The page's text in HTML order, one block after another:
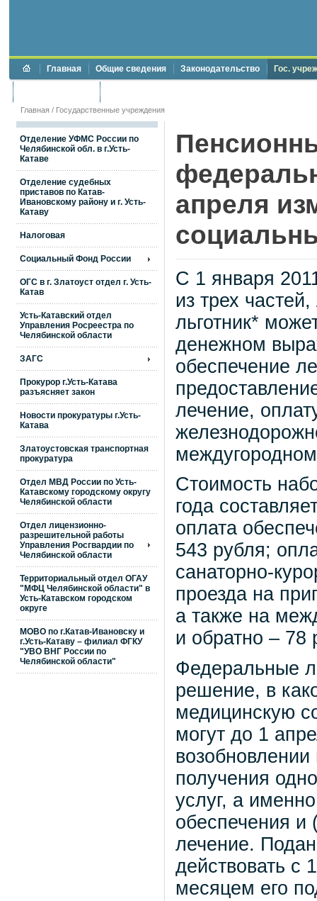
Главная Общие сведения Законодательство Гос.
Главная / Государственные учреждения
Отделение УФМС России по
Челябинской обл. в г.Усть-
Катаве
Отделение судебных
приставов по Катав-
Ивановскому району и г. Усть-
Катаву
Налоговая
Социальный Фонд России
ОГС в г. Златоуст отдел г. Усть-
Катав
Усть-Катавский отдел
Управления Росреестра по
Челябинской области
ЗАГС
Прокурор г.Усть-Катава
разъясняет закон
Новости прокуратуры г.Усть-
Катава
Златоустовская транспортная
прокуратура
Отдел МВД России по Усть-
Катавскому городскому округу
Челябинской области
Отдел лицензионно-
разрешительной работы
Управления Росгвардии по
Челябинской области
Территориальный отдел ОГАУ
"МФЦ Челябинской области" в
Усть-Катавском городском
округе
МОВО по г.Катав-Ивановску и
г.Усть-Катаву – филиал ФГКУ
"УВО ВНГ России по
Челябинской области"
апреля
С 1 января
из трех
льготник*
денежном
обеспечение
лечение,
Стоимость
года
оплата
543 рубля;
санаторно-
проезда на
а также на
и обратно – 78
Федеральные
решение, в
медицинскую
могут до 1
возобновлении
получения
услуг, а
обеспечения и
лечение.
действовать с
месяцем его